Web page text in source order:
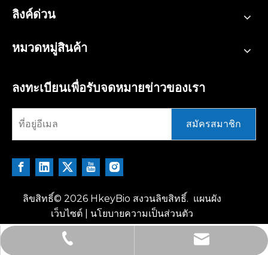
ลิงค์ด่วน
หมวดหมู่สินค้า
ลงทะเบียนเพื่อรับจดหมายข่าวของเรา
สมัครสมาชิก
ลิขสิทธิ์© 2026 HkeyBio สงวนลิขสิทธิ์. แผนผัง
เว็บไซต์
นโยบายความเป็นส่วนตัว